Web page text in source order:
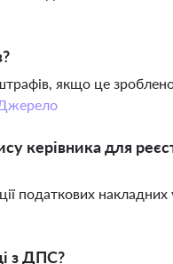
якщо це
керівника для
податкових
з ДПС?